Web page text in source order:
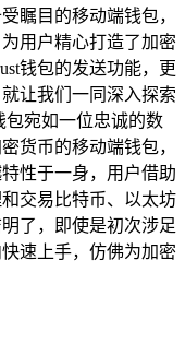
瞩目的移动端钱包，
用户精心打造了加密
钱包的发送功能，更
让我们一同深入探索
包宛如一位忠诚的数
货币的移动端钱包，
性于一身，用户借助
交易比特币、以太坊
了，即使是初次涉足
速上手，仿佛为加密